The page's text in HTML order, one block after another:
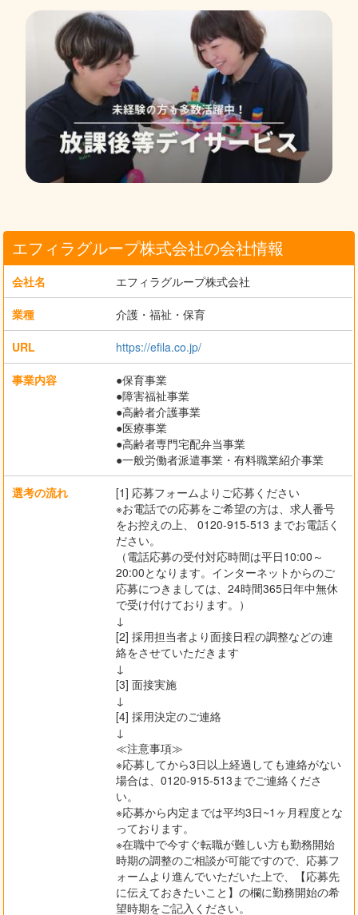
エフィラグループ株式会社の会社情報
会社名 エフィラグループ株式会社
業種 介護・福祉・保育
URL https://efila.co.jp/
事業内容
●保育事業
●障害福祉事業
●高齢者介護事業
●医療事業
●高齢者専門宅配弁当事業
●一般労働者派遣事業・有料職業紹介事業
選考の流れ
[1] 応募フォームよりご応募ください
※お電話での応募をご希望の方は、求人番号
をお控えの上、 0120-915-513 までお電話く
ださい。
（電話応募の受付対応時間は平日10:00～
20:00となります。インターネットからのご
応募につきましては、24時間365日年中無休
で受け付けております。）
↓
[2] 採用担当者より面接日程の調整などの連
絡をさせていただきます
↓
[3] 面接実施
↓
[4] 採用決定のご連絡
↓
≪注意事項≫
※応募してから3日以上経過しても連絡がない
場合は、0120-915-513までご連絡くださ
い。
※応募から内定までは平均3日~1ヶ月程度とな
っております。
※在職中で今すぐ転職が難しい方も勤務開始
時期の調整のご相談が可能ですので、応募フ
ォームより進んでいただいた上で、【応募先
に伝えておきたいこと】の欄に勤務開始の希
望時期をご記入ください。